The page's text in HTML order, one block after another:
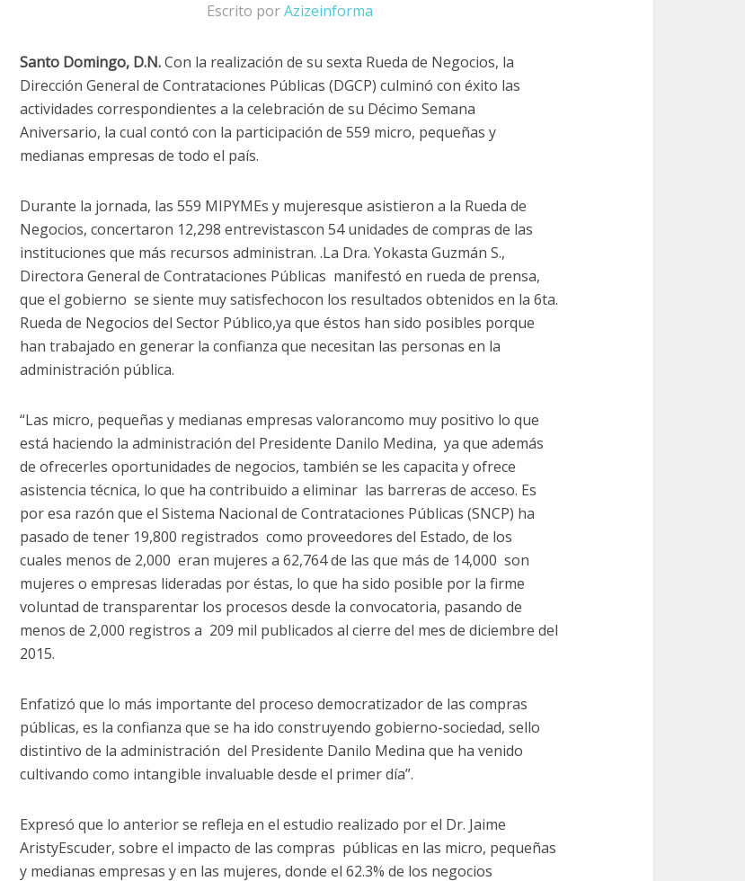
Escrito porAzizeinforma
Santo Domingo, D.N.Con la realización de su sexta Rueda de Negocios, la
Dirección General de Contrataciones Públicas (DGCP) culminó con éxito las
actividades correspondientes a la celebración de su Décimo Semana
Aniversario, la cual contó con la participación de 559 micro, pequeñas y
medianas empresas de todo el país.
Durante la jornada, las 559 MIPYMEs y mujeresque asistieron a la Rueda de
Negocios, concertaron 12,298 entrevistascon 54 unidades de compras de las
instituciones que más recursos administran. .La Dra. Yokasta Guzmán S.,
Directora General de Contrataciones Públicas manifestó en rueda de prensa,
que el gobierno se siente muy satisfechocon los resultados obtenidos en la 6ta.
Rueda de Negocios del Sector Público,ya que éstos han sido posibles porque
han trabajado en generar la confianza que necesitan las personas en la
administración pública.
“Las micro, pequeñas y medianas empresas valorancomo muy positivo lo que
está haciendo la administración del Presidente Danilo Medina, ya que además
de ofrecerles oportunidades de negocios, también se les capacita y ofrece
asistencia técnica, lo que ha contribuido a eliminar las barreras de acceso. Es
por esa razón que el Sistema Nacional de Contrataciones Públicas (SNCP) ha
pasado de tener 19,800 registrados como proveedores del Estado, de los
cuales menos de 2,000 eran mujeres a 62,764 de las que más de 14,000 son
mujeres o empresas lideradas por éstas, lo que ha sido posible por la firme
voluntad de transparentar los procesos desde la convocatoria, pasando de
menos de 2,000 registros a 209 mil publicados al cierre del mes de diciembre del
2015.
Enfatizó que lo más importante del proceso democratizador de las compras
públicas, es la confianza que se ha ido construyendo gobierno-sociedad, sello
distintivo de la administración del Presidente Danilo Medina que ha venido
cultivando como intangible invaluable desde el primer día”.
Expresó que lo anterior se refleja en el estudio realizado por el Dr. Jaime
AristyEscuder, sobre el impacto de las compras públicas en las micro, pequeñas
y medianas empresas y en las mujeres, donde el 62.3% de los negocios